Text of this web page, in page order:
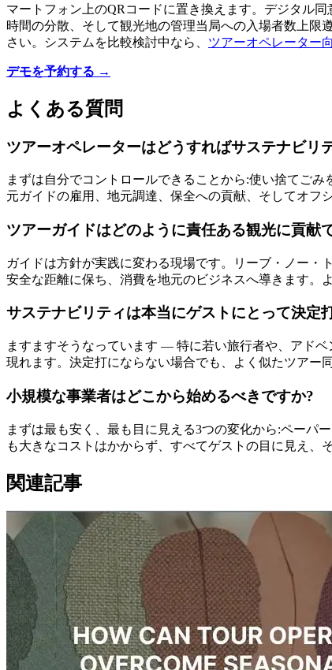
マートフォン上のQRコードに置き換えます。デジタル
時間の分散、そして観光地の管理当局への入場者数上限
さい。システムを比較検討中なら、 ツアーオペレーター
デモを予約する →
よくある質問
ツアーオペレーターはどうすればサステナビリ
まずは自分でコントロールできることから:使い捨てご
元ガイドの雇用、地元調達、保全への貢献、そしてオフ
ツアーガイドはどのように責任ある観光に貢献
ガイドは方針が実践に変わる現場です。リーブ・ノー
安全な距離に保ち、消費を地元のビジネスへ導きます。
サステナビリティは本当にゲストにとって決定
ますますそうなっています — 特に若い旅行者や、アド
現れます。決定打にならない場合でも、よく似たツアー
小規模な事業者はどこから始めるべきですか?
まずは最も安く、最も目に見える3つの変化から:ペーパ
も大きなコストはかからず、すべてゲストの目に見え
関連記事